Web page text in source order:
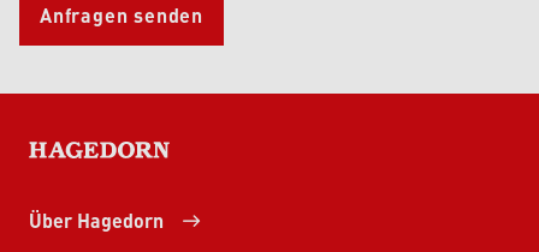
Anfragen senden
HAGEDORN
Über Hagedorn